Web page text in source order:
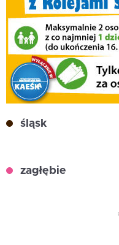
śląsk
zagłębie